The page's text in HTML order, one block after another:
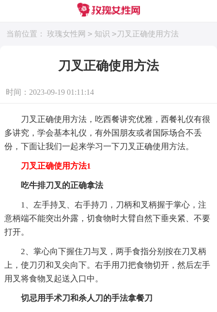
当前位置： 玫瑰女性网 > 知识 >刀叉正确使用方法
刀叉正确使用方法
时间：2023-09-19 01:11:14
刀叉正确使用方法，吃西餐讲究优雅，西餐礼仪有很
多讲究，学会基本礼仪，有外国朋友或者国际场合不丢
份，下面让我们一起来学习一下刀叉正确使用方法。
刀叉正确使用方法1
吃牛排刀叉的正确拿法
1、左手持叉、右手持刀，刀柄和叉柄握于掌心，注
意柄端不能突出外露，切食物时大臂自然下垂夹紧、不要
打开。
2、掌心向下握住刀与叉，两手食指分别按在刀叉柄
上，使刀刃和叉尖向下。右手用刀把食物切开，然后左手
用叉将食物叉起送入口中。
切忌用手术刀和杀人刀的手法拿餐刀